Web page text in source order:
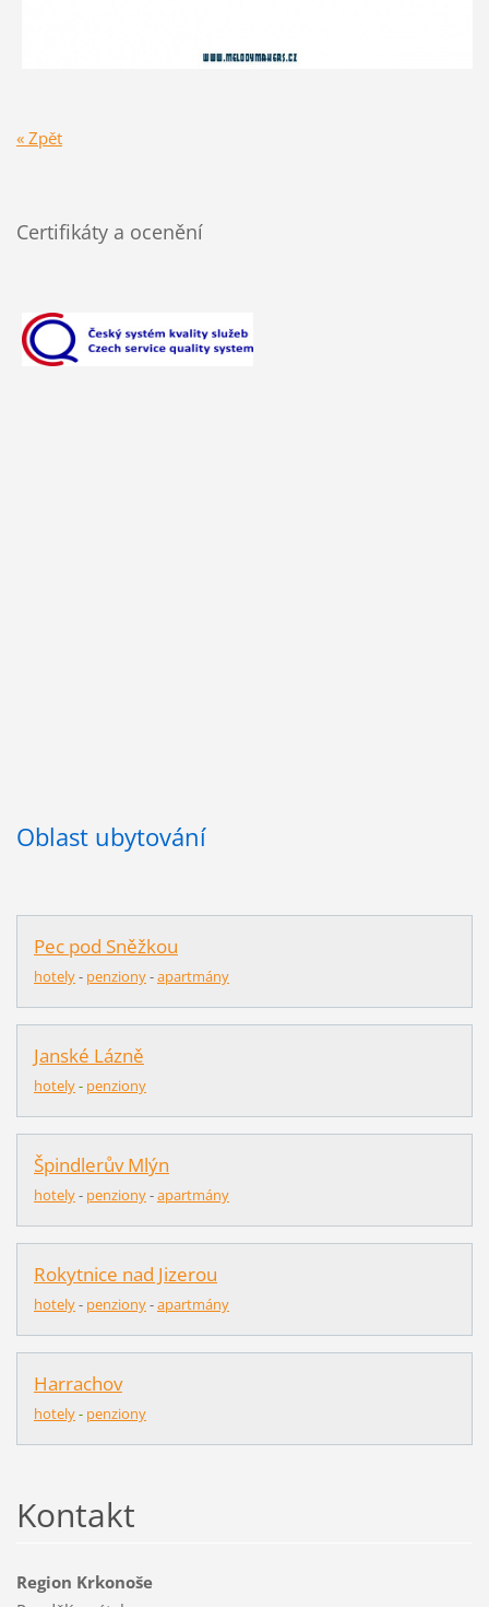
« Zpět
Certifikáty a ocenění
Oblast ubytování
Pec pod Sněžkou
hotely- penziony-apartmány
Janské Lázně
hotely- penziony
Špindlerův Mlýn
hotely- penziony-apartmány
Rokytnice nad Jizerou
hotely- penziony-apartmány
Harrachov
hotely- penziony
Kontakt
Region Krkonoše